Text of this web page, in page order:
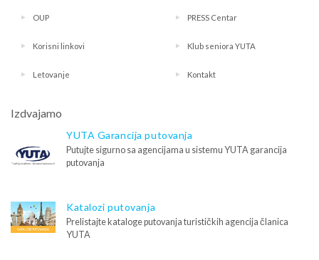
OUP PRESS Centar
Korisni linkovi Klub seniora YUTA
Letovanje Kontakt
Izdvajamo
YUTA Garancija putovanja
Putujte sigurno sa agencijama u sistemu YUTA garancija
putovanja
Katalozi putovanja
Prelistajte kataloge putovanja turističkih agencija članica
YUTA